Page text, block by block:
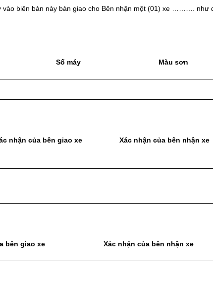
vào biên bản này bàn giao cho Bên nhận một (01) xe ………. như
Số máy Màu sơn
nhận của bên giao xe Xác nhận của bên nhận xe
bên giao xe Xác nhận của bên nhận xe